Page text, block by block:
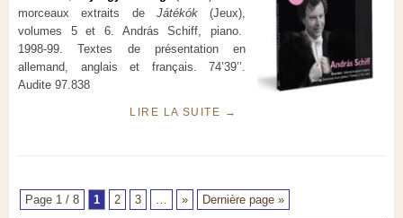
morceaux extraits de Játékók (Jeux),
volumes 5 et 6. András Schiff, piano.
1998-99. Textes de présentation en
allemand, anglais et français. 74’39’’.
Audite 97.838
LIRE LA SUITE →
Page 1 / 8 1 2 3 … » Dernière page »